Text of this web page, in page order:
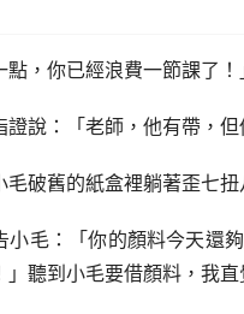
點，你已經浪費一節課了
證說：「老師，他有帶，但
毛破舊的紙盒裡躺著歪七扭
小毛：「你的顏料今天還
」聽到小毛要借顏料，我